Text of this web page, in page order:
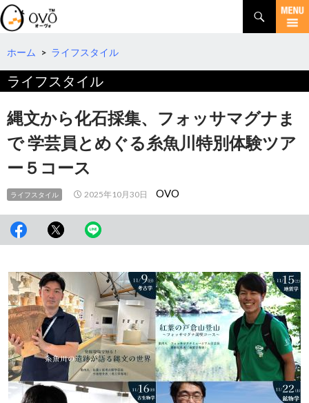
検
索
コ
テ
ツ
へ
動
ホーム > ライフスタイル
ライフスタイル
縄文から化石採集、フォッサマグナま
で 学芸員とめぐる糸魚川特別体験ツア
ー５コース
ライフスタイル 2025年10月30日 OVO